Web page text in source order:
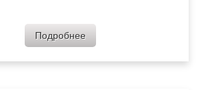
Подробнее